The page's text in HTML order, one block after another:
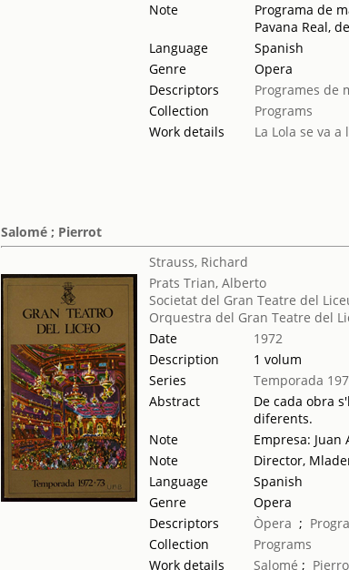
Note
Programa de
Pavana Real,
Language
Spanish
Genre
Opera
Descriptors
Programes de
Collection
Programs
Work details
La Lola se va a
Salomé ; Pierrot
Strauss, Richard
Prats Trian, Alberto
Societat del Gran Teatre del
Orquestra del Gran Teatre del
Date
1972
Description
1 volum
Series
Temporada
Abstract
De cada obra
diferents.
Note
Empresa: Juan
Note
Director,
Language
Spanish
Genre
Opera
Descriptors
Òpera ;
Collection
Programs
Work details
Salomé ;